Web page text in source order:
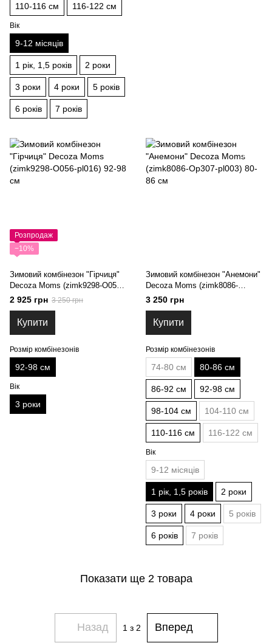
110-116 см 116-122 см
Вік
9-12 місяців
1 рік, 1,5 років 2 роки
3 роки 4 роки 5 років
6 років 7 років
Розпродаж
−10%
Зимовий комбінезон "Гірчиця"
Decoza Moms (zimk9298-O056-
pl016) 92-98 см
2 925 грн 3 250 грн
Купити
Розмір комбінезонів
92-98 см
Вік
3 роки
Зимовий комбінезон "Анемони"
Decoza Moms (zimk8086-
Op307-pl003) 80-86 см
3 250 грн
Купити
Розмір комбінезонів
74-80 см 80-86 см
86-92 см 92-98 см
98-104 см 104-110 см
110-116 см 116-122 см
Вік
9-12 місяців
1 рік, 1,5 років 2 роки
3 роки 4 роки 5 років
6 років 7 років
Показати ще 2 товара
Назад 1 з 2 Вперед